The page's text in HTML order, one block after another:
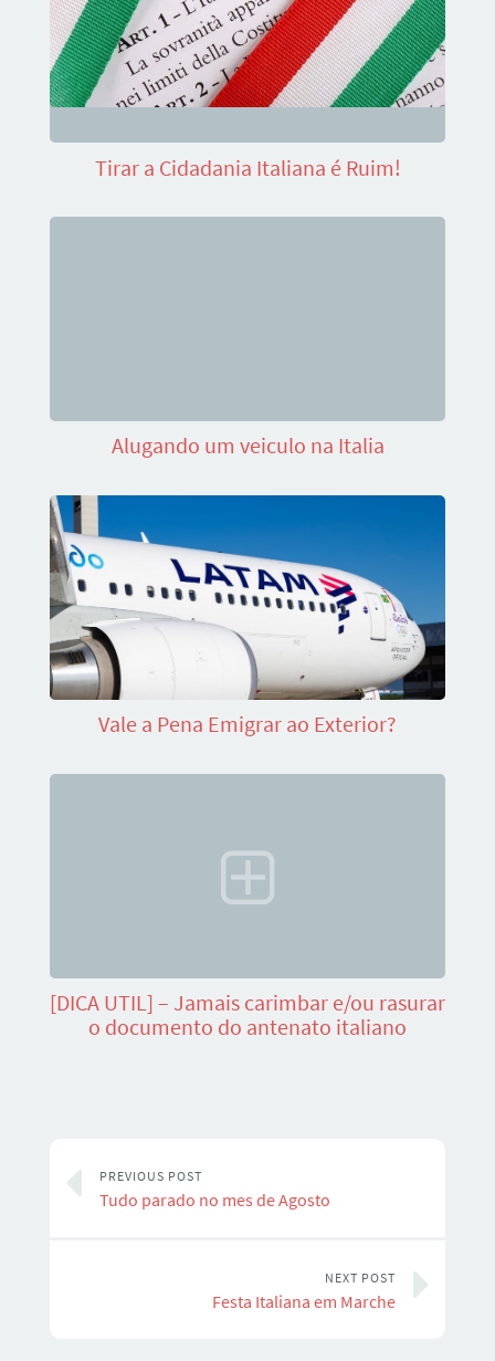
Tirar a Cidadania Italiana é Ruim!
Alugando um veiculo na Italia
Vale a Pena Emigrar ao Exterior?
[DICA UTIL] – Jamais carimbar e/ou rasurar
o documento do antenato italiano
PREVIOUS POST
Tudo parado no mes de Agosto
NEXT POST
Festa Italiana em Marche